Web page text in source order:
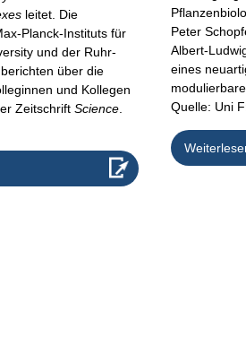
leitet. Die
Planck-Instituts für
und der Ruhr-
über die
und Kollegen
ZeitschriftScience.
Peter
Albert-
eines
Quelle: Uni